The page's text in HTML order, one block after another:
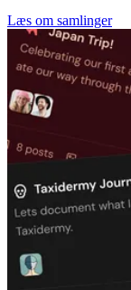
Læs om samlinger